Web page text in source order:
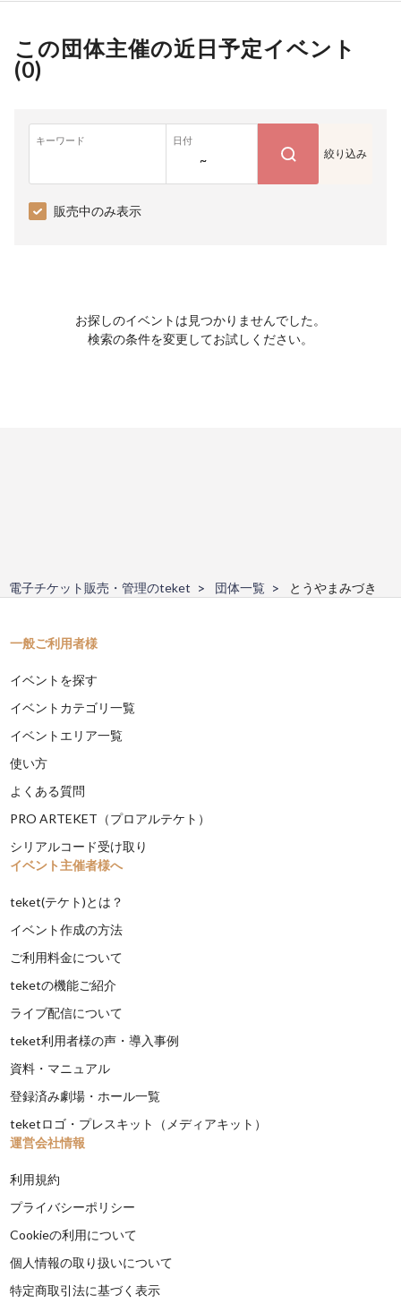
この団体主催の近日予定イベント
(0)
キーワード 日付
~ 絞り込み
販売中のみ表示
お探しのイベントは見つかりませんでした。
検索の条件を変更してお試しください。
電子チケット販売・管理のteket 団体一覧 とうやまみづき
一般ご利用者様
イベントを探す
イベントカテゴリ一覧
イベントエリア一覧
使い方
よくある質問
PRO ARTEKET（プロアルテケト）
シリアルコード受け取り
イベント主催者様へ
teket(テケト)とは？
イベント作成の方法
ご利用料金について
teketの機能ご紹介
ライブ配信について
teket利用者様の声・導入事例
資料・マニュアル
登録済み劇場・ホール一覧
teketロゴ・プレスキット（メディアキット）
運営会社情報
利用規約
プライバシーポリシー
Cookieの利用について
個人情報の取り扱いについて
特定商取引法に基づく表示